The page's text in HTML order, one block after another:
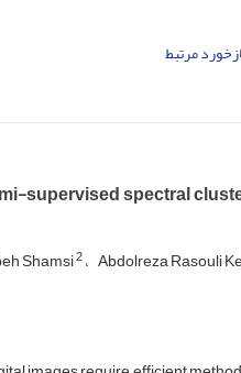
مرتبط
supervised spectral
Shamsi2 Abdolreza Rasouli